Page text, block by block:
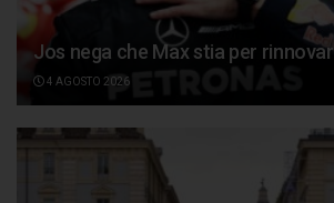
Jos nega che Max stia per
4 AGOSTO 2026